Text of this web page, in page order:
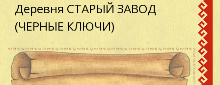
Деревня СТАРЫЙ ЗАВОД
(ЧЕРНЫЕ КЛЮЧИ)